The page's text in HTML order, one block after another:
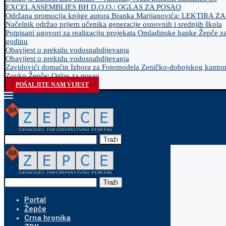
EXCEL ASSEMBLIES BH D.O.O.: OGLAS ZA POSAO
Održana promocija knjige autora Branka Marijanovića: LEKTIRA
Načelnik održao prijem učenika generacije osnovnih i srednjih škola
Potpisani ugovori za realizaciju projekata Omladinske banke Žepče
godinu
Obavijest o prekidu vodosnabdijevanja
Obavijest o prekidu vodosnabdijevanja
Zavidovići domaćin Izbora za Fotomodela Zeničko-dobojskog
Zovko Žepče: Oglas za posao
POŠALJITE NAM VIJEST
Traži
Traži
Portal
Žepče
Crna hronika